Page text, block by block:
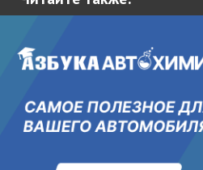
Сетевое издание «Kolesa.ru»,
службой по надзору в сфере связи,
массовых коммуникаций, номер
Любое использование материалов,